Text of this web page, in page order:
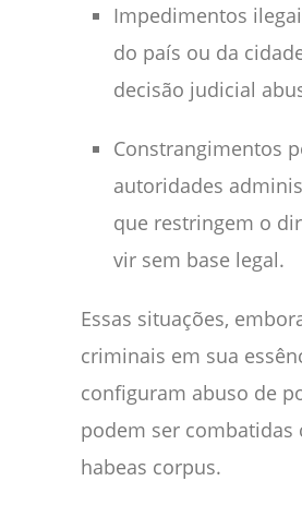
Impedimentos
do país ou da
decisão judicial
Constrangimentos
autoridades
que restringem o
vir sem base legal.
Essas situações,
criminais em sua
configuram abuso de
podem ser combatidas
habeas corpus.